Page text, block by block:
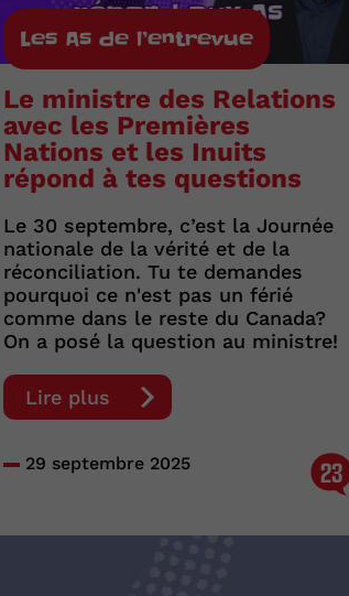
Les As de l’entrevue
Le ministre des Relations
avec les Premières
Nations et les Inuits
répond à tes questions
Le 30 septembre, c’est la Journée
nationale de la vérité et de la
réconciliation. Tu te demandes
pourquoi ce n'est pas un férié
comme dans le reste du Canada?
On a posé la question au ministre!
Lire plus
29 septembre 2025 23